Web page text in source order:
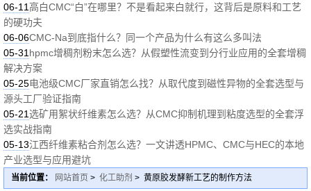
06-11高白CMC“白”在哪里？不是看起来白就行，这背后是原料和工艺
的硬功夫
06-06CMC-Na到底指什么？同一个产品为什么有这么多叫法
05-31 hpmc增稠剂粉末怎么选？从假塑性流变到分行业应用的全套增稠
解决方案
05-25电池级CMC厂家直销怎么找？从取代度到磁性异物的全套选型与
源头工厂验证指南
05-21选矿用絮状纤维素怎么选？从CMC抑制机理到粘度选型的全套浮
选实战指南
05-13江西纤维素粘合剂怎么选？一文讲透HPMC、CMC与HEC的本地
产业选型与应用避坑
当前位置： 网站首页 > 化工助剂 > 黄原胶发酵新工艺的制作方法